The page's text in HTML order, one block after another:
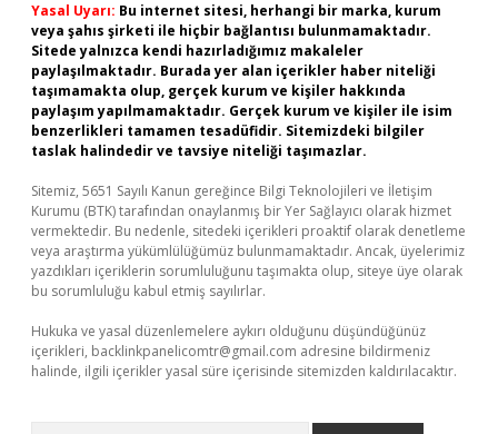
Yasal Uyarı: Bu internet sitesi, herhangi bir marka, kurum
veya şahıs şirketi ile hiçbir bağlantısı bulunmamaktadır.
Sitede yalnızca kendi hazırladığımız makaleler
paylaşılmaktadır. Burada yer alan içerikler haber niteliği
taşımamakta olup, gerçek kurum ve kişiler hakkında
paylaşım yapılmamaktadır. Gerçek kurum ve kişiler ile isim
benzerlikleri tamamen tesadüfidir. Sitemizdeki bilgiler
taslak halindedir ve tavsiye niteliği taşımazlar.
Sitemiz, 5651 Sayılı Kanun gereğince Bilgi Teknolojileri ve İletişim
Kurumu (BTK) tarafından onaylanmış bir Yer Sağlayıcı olarak hizmet
vermektedir. Bu nedenle, sitedeki içerikleri proaktif olarak denetleme
veya araştırma yükümlülüğümüz bulunmamaktadır. Ancak, üyelerimiz
yazdıkları içeriklerin sorumluluğunu taşımakta olup, siteye üye olarak
bu sorumluluğu kabul etmiş sayılırlar.
Hukuka ve yasal düzenlemelere aykırı olduğunu düşündüğünüz
içerikleri, backlinkpanelicomtr@gmail.com adresine bildirmeniz
halinde, ilgili içerikler yasal süre içerisinde sitemizden kaldırılacaktır.